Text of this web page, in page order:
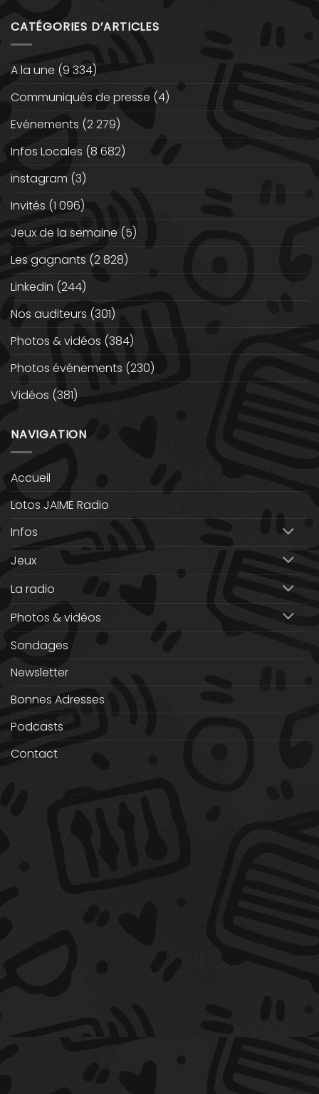
CATÉGORIES D’ARTICLES
A la une (9 334)
Communiqués de presse (4)
Evénements (2 279)
Infos Locales (8 682)
instagram (3)
Invités (1 096)
Jeux de la semaine (5)
Les gagnants (2 828)
Linkedin (244)
Nos auditeurs (301)
Photos & vidéos (384)
Photos événements (230)
Vidéos (381)
NAVIGATION
Accueil
Lotos JAIME Radio
Infos
Jeux
La radio
Photos & vidéos
Sondages
Newsletter
Bonnes Adresses
Podcasts
Contact